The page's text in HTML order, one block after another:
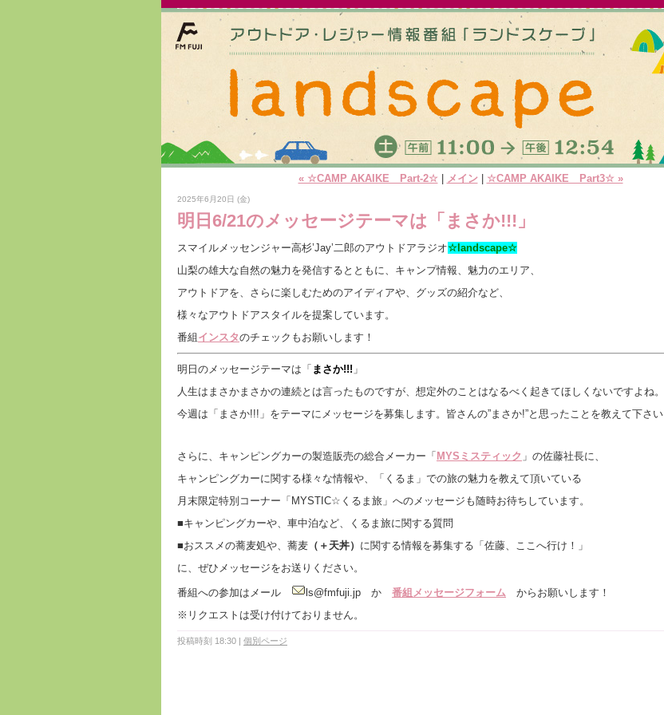
« ☆CAMP AKAIKE Part-2☆| メイン| ☆CAMP AKAIKE Part3☆ »
2025年6月20日 (金)
明日6/21のメッセージテーマは「まさか!!!」
スマイルメッセンジャー高杉’Jay’二郎のアウトドアラジオ☆landscape☆
山梨の雄大な自然の魅力を発信するとともに、キャンプ情報、魅力のエリア、
アウトドアを、さらに楽しむためのアイディアや、グッズの紹介など、
様々なアウトドアスタイルを提案しています。
番組 インスタのチェックもお願いします！
明日のメッセージテーマは「 まさか!!! 」
人生はまさかまさかの連続とは言ったものですが、想定外のことはなるべく起きてほしくないですよね。
今週は「まさか!!!」をテーマにメッセージを募集します。皆さんの”まさか!”と思ったことを教えて下さい
さらに、キャンピングカーの製造販売の総合メーカー「 MYSミスティック 」の佐藤社長に、
キャンピングカーに関する様々な情報や、「くるま」での旅の魅力を教えて頂いている
月末限定特別コーナー「MYSTIC☆くるま旅」へのメッセージも随時お待ちしています。
■キャンピングカーや、車中泊など、くるま旅に関する質問
■おススメの蕎麦処や、蕎麦 （＋天丼） に関する情報を募集する「佐藤、ここへ行け！」
に、ぜひメッセージをお送りください。
番組への参加はメール ls@fmfuji.jp か 番組メッセージフォーム からお願いします！
※リクエストは受け付けておりません。
投稿時刻 18:30 | 個別ページ